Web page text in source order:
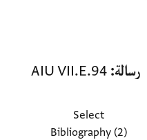
رسالة AIU VII.E.94
Select
Bibliography (2)